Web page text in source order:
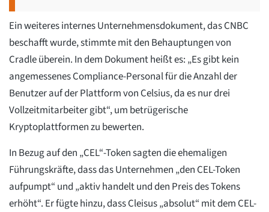
Ein weiteres internes Unternehmensdokument, das CNBC
beschafft wurde, stimmte mit den Behauptungen von
Cradle überein. In dem Dokument heißt es: „Es gibt kein
angemessenes Compliance-Personal für die Anzahl der
Benutzer auf der Plattform von Celsius, da es nur drei
Vollzeitmitarbeiter gibt“, um betrügerische
Kryptoplattformen zu bewerten.
In Bezug auf den „CEL“-Token sagten die ehemaligen
Führungskräfte, dass das Unternehmen „den CEL-Token
aufpumpt“ und „aktiv handelt und den Preis des Tokens
erhöht“. Er fügte hinzu, dass Cleisus „absolut“ mit dem CEL-